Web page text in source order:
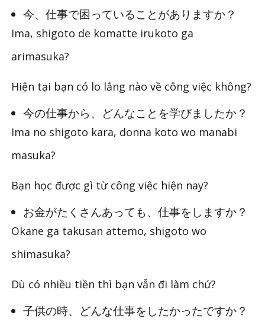
今、仕事で困っていることがありますか？
Ima, shigoto de komatte irukoto ga
arimasuka?
Hiện tại bạn có lo lắng nào về công việc không?
今の仕事から、どんなことを学びましたか？
Ima no shigoto kara, donna koto wo manabi
masuka?
Bạn học được gì từ công việc hiện nay?
お金がたくさんあっても、仕事をしますか？
Okane ga takusan attemo, shigoto wo
shimasuka?
Dù có nhiều tiền thì bạn vẫn đi làm chứ?
子供の時、どんな仕事をしたかったですか？